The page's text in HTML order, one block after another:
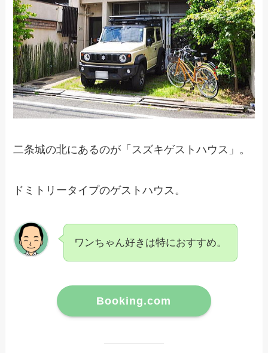
二条城の北にあるのが「スズキゲストハウス」。
ドミトリータイプのゲストハウス。
ワンちゃん好きは特におすすめ。
Booking.com